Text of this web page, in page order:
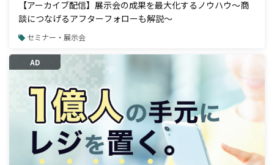
【アーカイブ配信】展示会の成果を最大化するノウハウ～商
談につなげるアフターフォローも解説～
セミナー・展示会
AD